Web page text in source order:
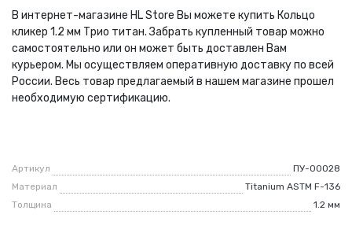
В интернет-магазине HL Store Вы можете купить Кольцо
кликер 1.2 мм Трио титан. Забрать купленный товар можно
самостоятельно или он может быть доставлен Вам
курьером. Мы осуществляем оперативную доставку по всей
России. Весь товар предлагаемый в нашем магазине прошел
необходимую сертификацию.
Артикул
ПУ-00028
Материал
Titanium ASTM F-136
Толщина
1.2 мм